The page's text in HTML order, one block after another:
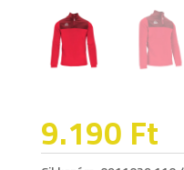
9.190 Ft